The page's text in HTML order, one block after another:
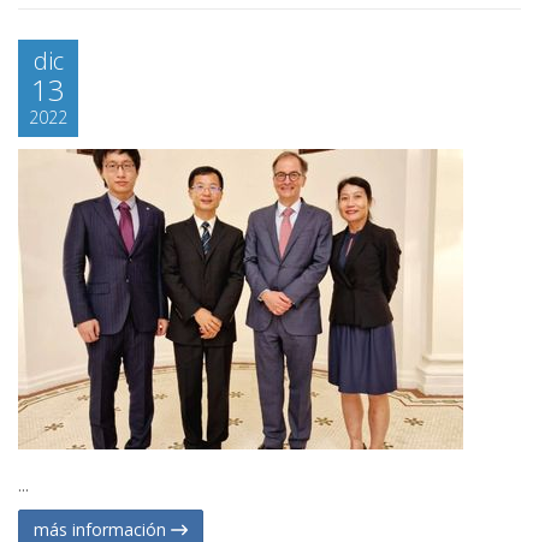
dic
13
2022
...
más información